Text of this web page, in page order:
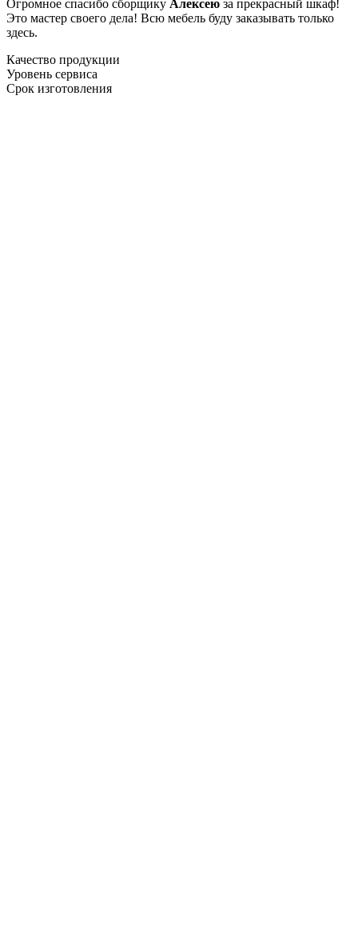
Огромное спасибо сборщику Алексею за прекрасный шкаф!
Это мастер своего дела! Всю мебель буду заказывать только
здесь.
Качество продукции
Уровень сервиса
Срок изготовления